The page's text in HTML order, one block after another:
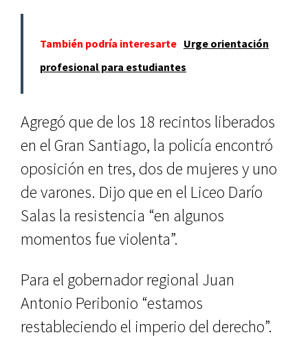
También podría interesarte Urge orientación
profesional para estudiantes
Agregó que de los 18 recintos liberados
en el Gran Santiago, la policía encontró
oposición en tres, dos de mujeres y uno
de varones. Dijo que en el Liceo Darío
Salas la resistencia “en algunos
momentos fue violenta”.
Para el gobernador regional Juan
Antonio Peribonio “estamos
restableciendo el imperio del derecho”.